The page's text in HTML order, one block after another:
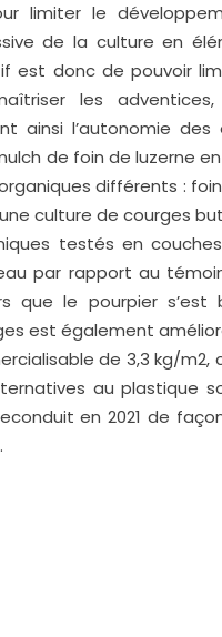
limiter le
de la culture en
est donc de pouvoir
les
ainsi l’autonomie des
de foin de luzerne
différents :
culture de courges
testés en
par rapport au
que le pourpier
est également
de 3,3 kg/
au
en 2021 de